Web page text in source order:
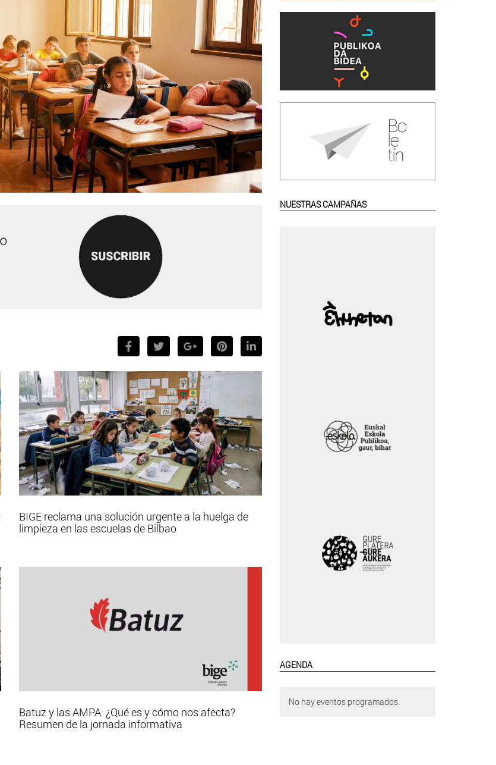
BIGE reclama una solución urgente a la huelga de
limpieza en las escuelas de Bilbao
Batuz y las AMPA: ¿Qué es y cómo nos afecta?
Resumen de la jornada informativa
NUESTRAS CAMPAÑAS
AGENDA
No hay eventos programados.